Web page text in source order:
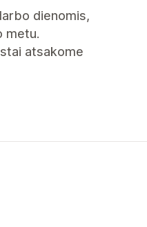
dienomis,
metu.
atsakome